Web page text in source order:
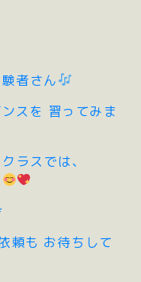
者さん
スを 習ってみま
ラスでは、
頼も お待ちして